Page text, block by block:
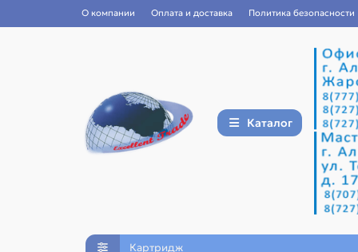
О компании Оплата и доставка Политика безопасности
Каталог